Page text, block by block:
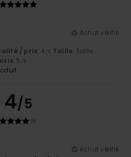
Achat vérifié
/ prix: 4/5 Taille: Taille
: 5 /5
4/5
Achat vérifié